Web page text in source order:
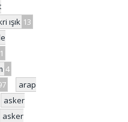
ışık 13
1
4
arap
asker
asker